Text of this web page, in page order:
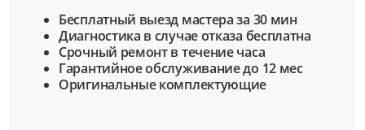
Бесплатный выезд мастера за 30 мин
Диагностика в случае отказа бесплатна
Срочный ремонт в течение часа
Гарантийное обслуживание до 12 мес
Оригинальные комплектующие